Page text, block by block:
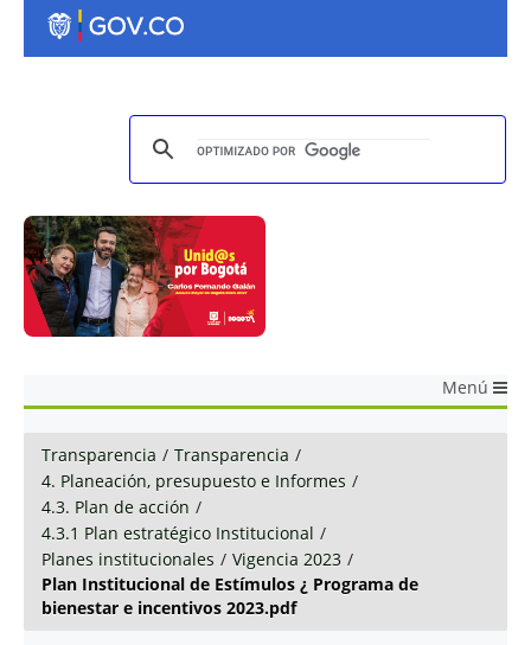
Menú
Transparencia / Transparencia /
4. Planeación, presupuesto e Informes /
4.3. Plan de acción /
4.3.1 Plan estratégico Institucional /
Planes institucionales / Vigencia 2023 /
Plan Institucional de Estímulos ¿ Programa de
bienestar e incentivos 2023.pdf